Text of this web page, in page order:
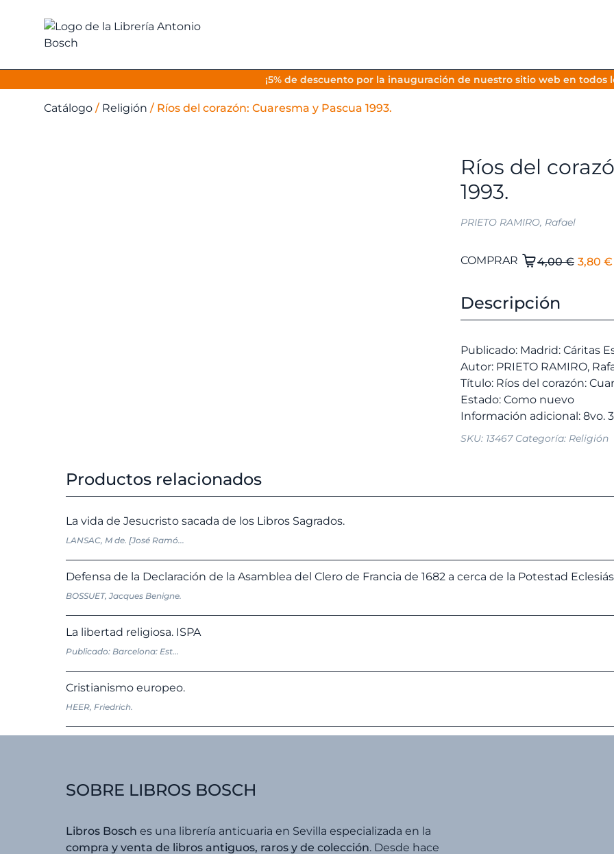
¡5% de descuento por la inauguración de nuestro sitio web en todos
Catálogo / Religión / Ríos del corazón: Cuaresma y Pascua 1993.
Ríos del
1993.
PRIETO RAMIRO, Rafael
4,00€ El
era:
3,80 €
Ríos
Cuaresma
1993.
cantidad
COMPRAR
Descripción
Publicado: Madrid: Cáritas
Autor: PRIETO RAMIRO,
Título: Ríos del corazón:
Estado: Como nuevo
SKU: 13467 Categoría: Religión
Productos relacionados
La vida de Jesucristo sacada de los Libros Sagrados.
LANSAC, M de. [José Ramó...
Defensa de la Declaración de la Asamblea del Clero de Francia de 1682 a cerca de la Potestad
BOSSUET, Jacques Benigne.
La libertad religiosa. ISPA
Publicado: Barcelona: Est...
Cristianismo europeo.
HEER, Friedrich.
SOBRE LIBROS BOSCH
Libros Bosch es una librería anticuaria en Sevilla especializada en la
compra y venta de libros antiguos, raros y de colección. Desde hace